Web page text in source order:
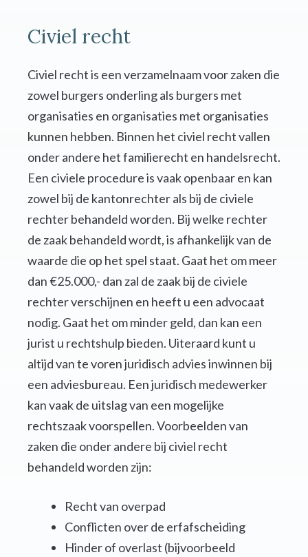
Civiel recht
Civiel recht is een verzamelnaam voor zaken die
zowel burgers onderling als burgers met
organisaties en organisaties met organisaties
kunnen hebben. Binnen het civiel recht vallen
onder andere het familierecht en handelsrecht.
Een civiele procedure is vaak openbaar en kan
zowel bij de kantonrechter als bij de civiele
rechter behandeld worden. Bij welke rechter
de zaak behandeld wordt, is afhankelijk van de
waarde die op het spel staat. Gaat het om meer
dan €25.000,- dan zal de zaak bij de civiele
rechter verschijnen en heeft u een advocaat
nodig. Gaat het om minder geld, dan kan een
jurist u rechtshulp bieden. Uiteraard kunt u
altijd van te voren juridisch advies inwinnen bij
een adviesbureau. Een juridisch medewerker
kan vaak de uitslag van een mogelijke
rechtszaak voorspellen. Voorbeelden van
zaken die onder andere bij civiel recht
behandeld worden zijn:
Recht van overpad
Conflicten over de erfafscheiding
Hinder of overlast (bijvoorbeeld